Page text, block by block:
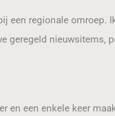
een regionale omroep.
geregeld nieuwsitems,
en een enkele keer